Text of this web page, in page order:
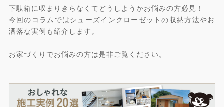
下駄箱に収まりきらなくてどうしようかお悩みの方必見！
今回のコラムではシューズインクローゼットの収納方法やお
洒落な実例も紹介します。
お家づくりでお悩みの方は是非ご覧ください。